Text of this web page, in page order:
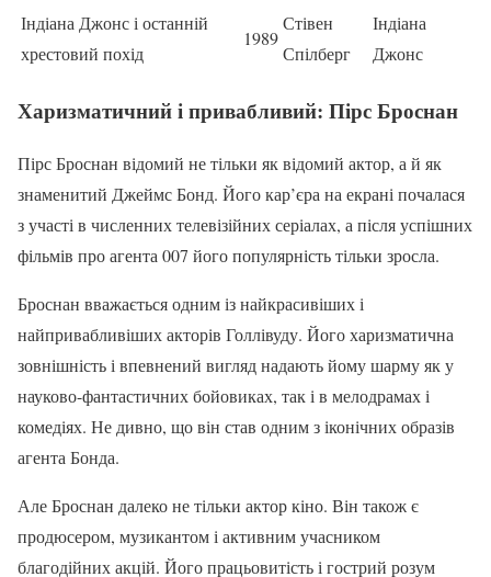
Індіана Джонс і останній
хрестовий похід
1989
Стівен
Спілберг
Індіана
Джонс
Харизматичний і привабливий: Пірс Броснан
Пірс Броснан відомий не тільки як відомий актор, а й як
знаменитий Джеймс Бонд. Його кар’єра на екрані почалася
з участі в численних телевізійних серіалах, а після успішних
фільмів про агента 007 його популярність тільки зросла.
Броснан вважається одним із найкрасивіших і
найпривабливіших акторів Голлівуду. Його харизматична
зовнішність і впевнений вигляд надають йому шарму як у
науково-фантастичних бойовиках, так і в мелодрамах і
комедіях. Не дивно, що він став одним з іконічних образів
агента Бонда.
Але Броснан далеко не тільки актор кіно. Він також є
продюсером, музикантом і активним учасником
благодійних акцій. Його працьовитість і гострий розум